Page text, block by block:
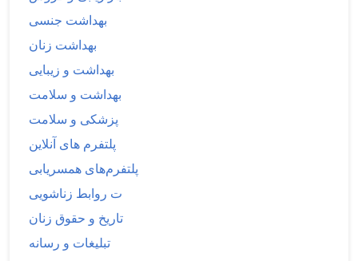
بهداشت جنسی
بهداشت زنان
بهداشت و زیبایی
بهداشت و سلامت
پزشکی و سلامت
پلتفرم های آنلاین
پلتفرم‌های همسریابی
ت روابط زناشویی
تاریخ و حقوق زنان
تبلیغات و رسانه